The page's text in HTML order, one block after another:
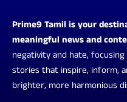
Prime9 Tamil is your
meaningful news and
negativity and hate,
stories that inspire, inform,
brighter, more harmonious